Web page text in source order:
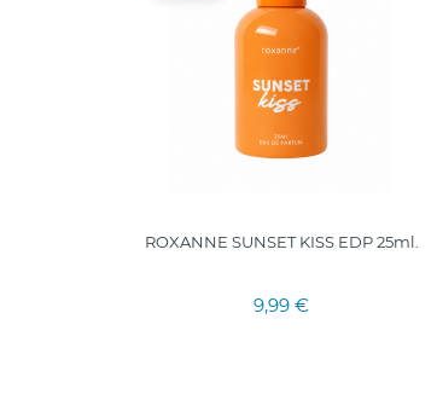
ROXANNE SUNSET KISS EDP 25ml.
9,99 €